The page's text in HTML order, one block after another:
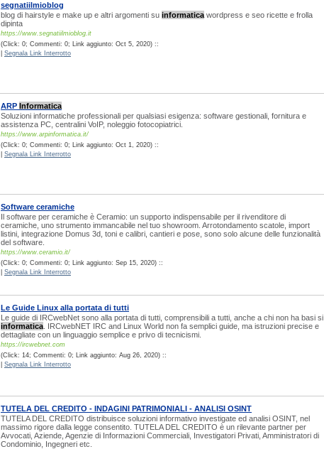
segnatiilmioblog
blog di hairstyle e make up e altri argomenti su informatica wordpress e seo ricette e frolla
dipinta
https://www.segnatiilmioblog.it
(Click: 0; Commenti: 0; Link aggiunto: Oct 5, 2020) ::
Segnala Link Interrotto
ARP Informatica
Soluzioni informatiche professionali per qualsiasi esigenza: software gestionali, fornitura e
assistenza PC, centralini VoIP, noleggio fotocopiatrici.
https://www.arpinformatica.it/
(Click: 0; Commenti: 0; Link aggiunto: Oct 1, 2020) ::
Segnala Link Interrotto
Software ceramiche
Il software per ceramiche è Ceramio: un supporto indispensabile per il rivenditore di
ceramiche, uno strumento immancabile nel tuo showroom. Arrotondamento scatole, import
listini, integrazione Domus 3d, toni e calibri, cantieri e pose, sono solo alcune delle funzionalità
del software.
https://www.ceramio.it/
(Click: 0; Commenti: 0; Link aggiunto: Sep 15, 2020) ::
Segnala Link Interrotto
Le Guide Linux alla portata di tutti
Le guide di IRCwebNet sono alla portata di tutti, comprensibili a tutti, anche a chi non ha basi si
informatica . IRCwebNET IRC and Linux World non fa semplici guide, ma istruzioni precise e
dettagliate con un linguaggio semplice e privo di tecnicismi.
https://ircwebnet.com
(Click: 14; Commenti: 0; Link aggiunto: Aug 26, 2020) ::
Segnala Link Interrotto
TUTELA DEL CREDITO - INDAGINI PATRIMONIALI - ANALISI OSINT
TUTELA DEL CREDITO distribuisce soluzioni informativo investigate ed analisi OSINT, nel
massimo rigore dalla legge consentito. TUTELA DEL CREDITO è un rilevante partner per
Avvocati, Aziende, Agenzie di Informazioni Commerciali, Investigatori Privati, Amministratori di
Condominio, Ingegneri etc.